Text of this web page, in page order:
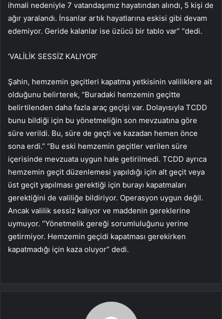
ihmali nedeniyle 7 vatandaşımız hayatından alındı, 5 kişi de
ağır yaralandı. İnsanlar artık hayatlarına eskisi gibi devam
edemiyor. Geride kalanlar ise üzücü bir tablo var” “dedi.
‘VALİLİK SESSİZ KALIYOR’
Şahin, hemzemin geçitleri kapatma yetkisinin valiliklere ait
olduğunu belirterek, “Buradaki hemzemin geçitte
belirtilenden daha fazla araç geçişi var. Dolayısıyla TCDD
bunu bildiği için bu yönetmeliğin son mevzuatına göre
süre verildi. Bu, süre de geçti ve kazadan hemen önce
sona erdi.” “Bu eski hemzemin geçitler verilen süre
içerisinde mevzuata uygun hale getirilmedi. TCDD ayrıca
hemzemin geçit düzenlemesi yapıldığı için alt geçit veya
üst geçit yapılması gerektiği için burayı kapatmaları
gerektiğini de valiliğe bildiriyor. Operasyon uygun değil.
Ancak valilik sessiz kalıyor ve maddenin gereklerine
uymuyor. “Yönetmelik gereği sorumluluğunu yerine
getirmiyor. Hemzemin geçidi kapatması gerekirken
kapatmadığı için kaza oluyor” dedi.